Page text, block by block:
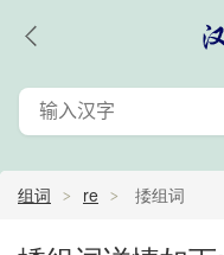
组词 re 捼组词